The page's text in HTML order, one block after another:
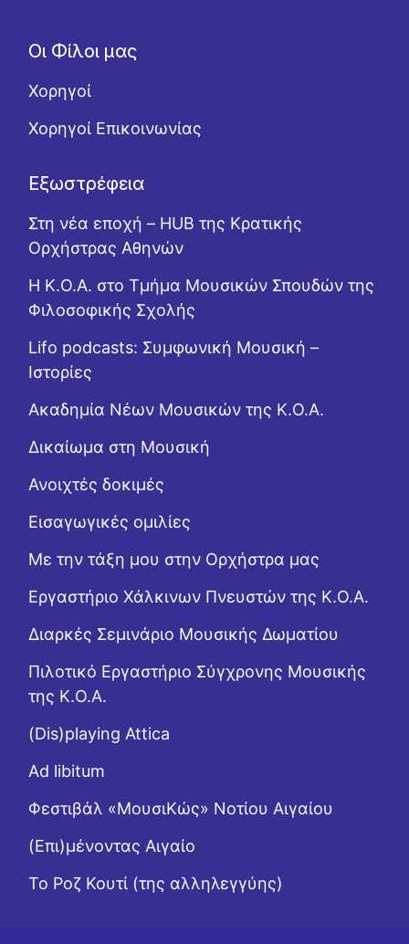
Οι Φίλοι μας
Χορηγοί
Χορηγοί Επικοινωνίας
Εξωστρέφεια
Στη νέα εποχή – HUB της Κρατικής
Ορχήστρας Αθηνών
Η Κ.Ο.Α. στο Τμήμα Μουσικών Σπουδών της
Φιλοσοφικής Σχολής
Lifo podcasts: Συμφωνική Μουσική –
Ιστορίες
Ακαδημία Νέων Μουσικών της Κ.Ο.Α.
Δικαίωμα στη Μουσική
Ανοιχτές δοκιμές
Εισαγωγικές ομιλίες
Με την τάξη μου στην Ορχήστρα μας
Εργαστήριo Χάλκινων Πνευστών της Κ.Ο.Α.
Διαρκές Σεμινάριο Μουσικής Δωματίου
Πιλοτικό Εργαστήριο Σύγχρονης Μουσικής
της Κ.Ο.Α.
(Dis)playing Attica
Ad libitum
Φεστιβάλ «ΜουσιΚώς» Νοτίου Αιγαίου
(Επι)μένοντας Αιγαίο
Το Ροζ Κουτί (της αλληλεγγύης)